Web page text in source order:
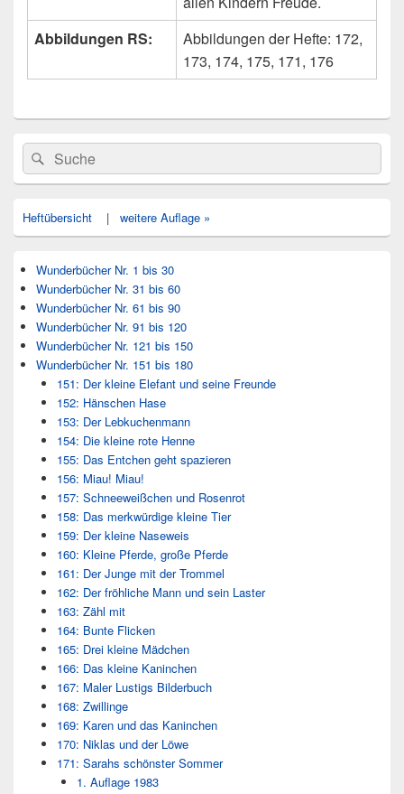
Abbildungen RS:
Abbildungen der Hefte: 172,
173, 174, 175, 171, 176
Primärer
Seitenleisten
Widget-
Bereich
Search
for:
Suche
Heftübersicht | weitere Auflage »
Wunderbücher Nr. 1 bis 30
Wunderbücher Nr. 31 bis 60
Wunderbücher Nr. 61 bis 90
Wunderbücher Nr. 91 bis 120
Wunderbücher Nr. 121 bis 150
Wunderbücher Nr. 151 bis 180
151: Der kleine Elefant und seine Freunde
152: Hänschen Hase
153: Der Lebkuchenmann
154: Die kleine rote Henne
155: Das Entchen geht spazieren
156: Miau! Miau!
157: Schneeweißchen und Rosenrot
158: Das merkwürdige kleine Tier
159: Der kleine Naseweis
160: Kleine Pferde, große Pferde
161: Der Junge mit der Trommel
162: Der fröhliche Mann und sein Laster
163: Zähl mit
164: Bunte Flicken
165: Drei kleine Mädchen
166: Das kleine Kaninchen
167: Maler Lustigs Bilderbuch
168: Zwillinge
169: Karen und das Kaninchen
170: Niklas und der Löwe
171: Sarahs schönster Sommer
1. Auflage 1983